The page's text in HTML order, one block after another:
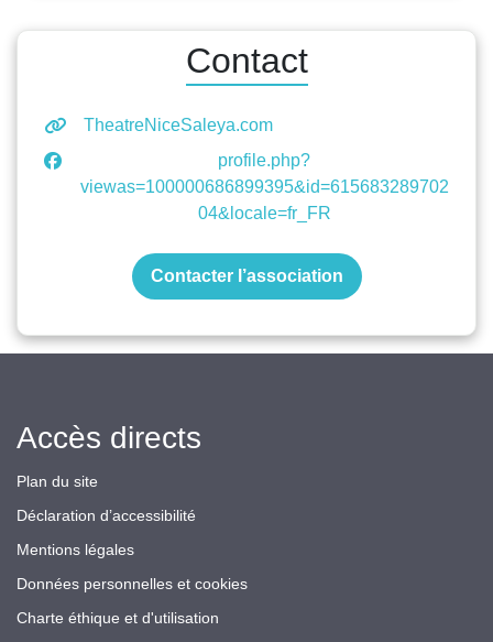
Contact
TheatreNiceSaleya.com
profile.php?
viewas=100000686899395&id=615683289702
04&locale=fr_FR
Contacter l’association
Accès directs
Plan du site
Déclaration d’accessibilité
Mentions légales
Données personnelles et cookies
Charte éthique et d'utilisation